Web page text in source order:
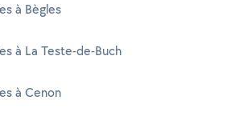
à Bègles
à La Teste-de-Buch
à Cenon